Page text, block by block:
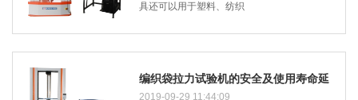
具还可以用于塑料、纺织
编织袋拉力试验机的安全及使用寿命延
2019-09-29 11:44:09